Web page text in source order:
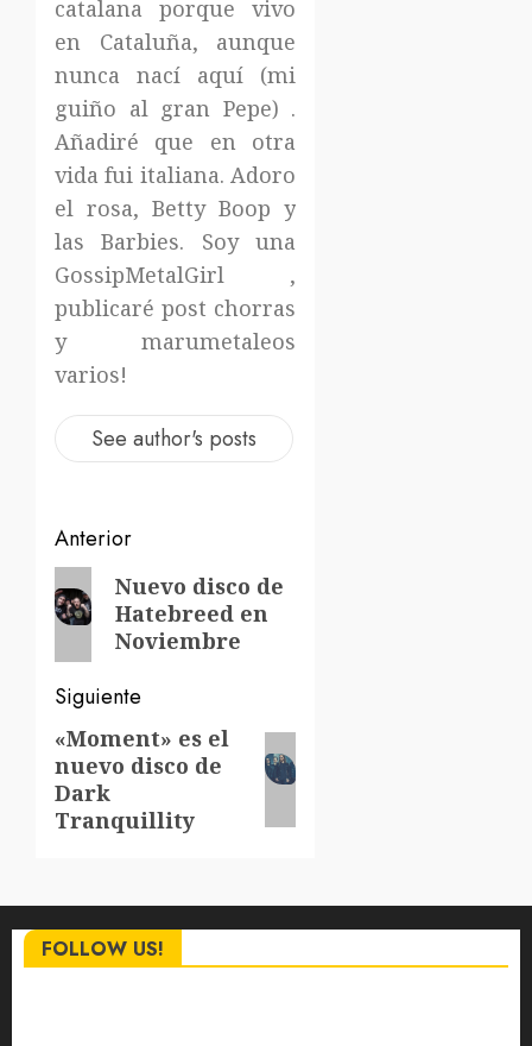
catalana porque vivo
en Cataluña, aunque
nunca nací aquí (mi
guiño al gran Pepe) .
Añadiré que en otra
vida fui italiana. Adoro
el rosa, Betty Boop y
las Barbies. Soy una
GossipMetalGirl ,
publicaré post chorras
y marumetaleos
varios!
See author's posts
Navegación
de
entradas
Anterior
Entrada
anterior:
Nuevo disco de
Hatebreed en
Noviembre
Siguiente
Siguiente
entrada:
«Moment» es el
nuevo disco de
Dark
Tranquillity
FOLLOW US!